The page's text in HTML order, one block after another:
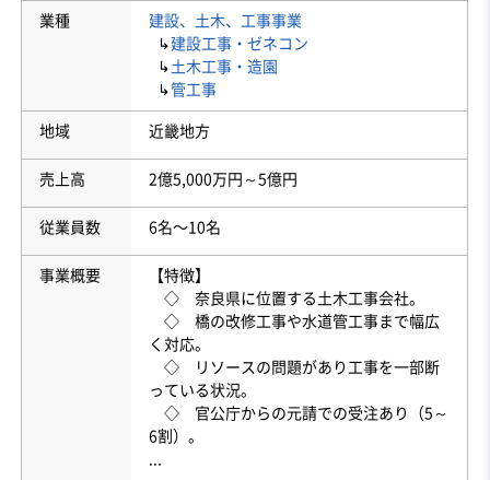
業種
建設、土木、工事事業
↳建設工事・ゼネコン
↳ 土木工事・造園
↳管工事
地域 近畿地方
売上高 2億5,000万円～5億円
従業員数 6名〜10名
事業概要
【特徴】
◇ 奈良県に位置する土木工事会社。
◇ 橋の改修工事や水道管工事まで幅広
く対応。
◇ リソースの問題があり工事を一部断
っている状況。
◇ 官公庁からの元請での受注あり（5～